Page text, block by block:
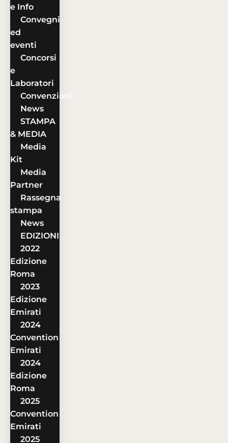
e Info
Convegni
ed
eventi
Concorsi
e
Laboratori
Convenzioni
News
STAMPA
& MEDIA
Media
Kit
Media
Partner
Rassegna
stampa
News
EDIZIONI
2022
Edizione
Roma
2023
Edizione
Emirati
2024
Convention
Emirati
2024
Edizione
Roma
2025
Convention
Emirati
2025